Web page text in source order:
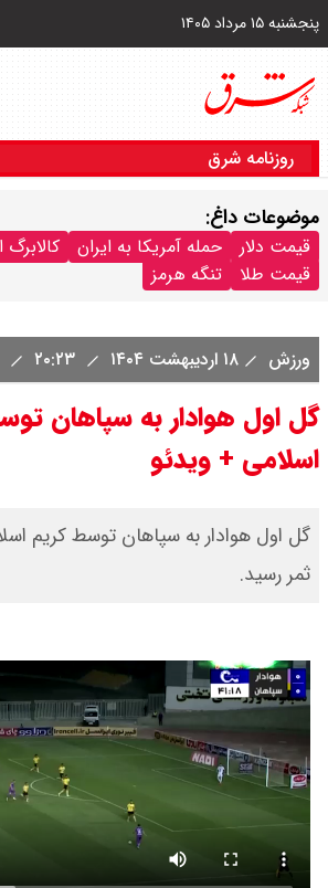
پنجشنبه ۱۵ مرداد ۱۴۰۵
روزنامه شرق
موضوعات داغ:
قیمت دلار حمله آمریکا به ایران
کالابرگ
قیمت طلا
تنگه هرمز
ورزش ۱۸ اردیبهشت ۱۴۰۴
گل اول هوادار به سپاهان
اسلامی + ویدئو
ثمر رسید.